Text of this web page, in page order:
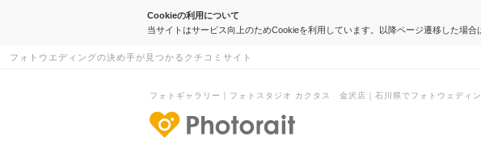
Cookieの利用について
当サイトはサービス向上のためCookieを利用しています。以降ページ遷移した場
フォトウエディングの決め手が見つかるクチコミサイト
フォトギャラリー｜フォトスタジオ カクタス 金沢店｜石川県でフォトウェディ